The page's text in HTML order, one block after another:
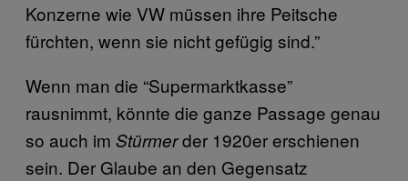
Konzerne wie VW müssen ihre Peitsche
fürchten, wenn sie nicht gefügig sind.”
Wenn man die “Supermarktkasse”
rausnimmt, könnte die ganze Passage genau
so auch im Stürmerder 1920er erschienen
sein. Der Glaube an den Gegensatz